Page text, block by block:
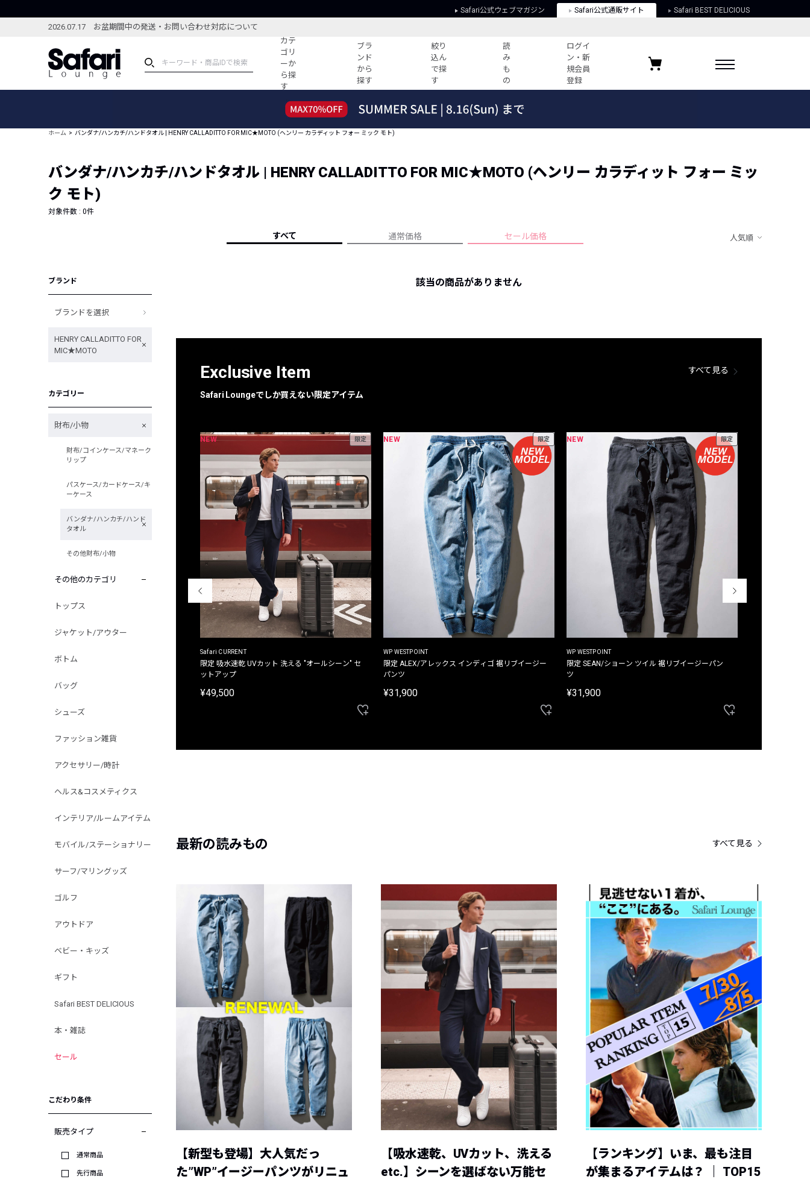
Safari公式ウェブマガジン Safari公式通販サイト Safari BEST DELICIOUS
2026.07.17 お盆期間中の発送・お問い合わせ対応について
カテ
ゴリ
ーか
ら探
す
ブラ
ンド
から
探す
絞り
込ん
で探
す
読
み
も
の
ログイ
ン・新
規会員
登録
ブランドから探す
新着アイテム
編集部のおすすめアイテム
特集記事
コーディネート
すべての記事
2026年のイチオシTシャツ！
バイヤーズ レコメンド
よくある質問
特定商取引に関する法律
お気に入りブランド
ホーム バンダナ/ハンカチ/ハンドタオル | HENRY CALLADITTO FOR MIC★MOTO (ヘンリー カラディット フォー ミック モト)
バンダナ/ハンカチ/ハンドタオル | HENRY CALLADITTO FOR MIC★MOTO (ヘンリー カラディット フォー ミッ
ク モト)
対象件数 : 0件
すべて 通常価格 セール価格 人気順
ブランド
ブランドを選択
HENRY CALLADITTO FOR
MIC★MOTO
カテゴリー
財布/小物
財布/コインケース/マネーク
リップ
パスケース/カードケース/キ
ーケース
バンダナ/ハンカチ/ハンド
タオル
その他財布/小物
その他のカテゴリ
トップス
ジャケット/アウター
ボトム
バッグ
シューズ
ファッション雑貨
アクセサリー/時計
ヘルス&コスメティクス
インテリア/ルームアイテム
モバイル/ステーショナリー
サーフ/マリングッズ
ゴルフ
アウトドア
ベビー・キッズ
ギフト
Safari BEST DELICIOUS
本・雑誌
セール
こだわり条件
販売タイプ
通常商品
先行商品
該当の商品がありません
Exclusive Item
Safari Loungeでしか買えない限定アイテム
すべて見る
別注限定 フード付き チェックシャツジャケット
NEW 限定
Safari CURRENT
限定 吸水速乾 UVカット 洗える "オールシーン" セ
ットアップ
¥49,500
NEW 限定
WP WESTPOINT
限定 ALEX/アレックス インディゴ 裾リブイージー
パンツ
¥31,900
NEW 限定
WP WESTPOINT
限定 SEAN/ショーン ツイル 裾リブイージーパン
ツ
¥31,900
最新の読みもの すべて見る
【新型も登場】大人気だっ
た”WP”イージーパンツがリニュ
【吸水速乾、UVカット、洗える
etc.】シーンを選ばない万能セ
【ランキング】いま、最も注目
が集まるアイテムは？ ｜ TOP15